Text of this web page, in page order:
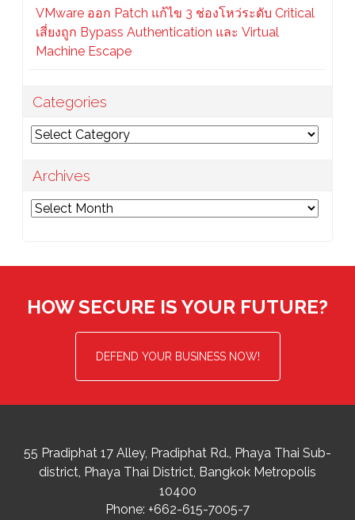
VMware ออก Patch แก้ไข 3 ช่องโหว่ระดับ Critical
เสี่ยงถูก Bypass Authentication และ Virtual
Machine Escape
Categories
Categories
Archives
Archives
HOW SECURE IS YOUR FUTURE?
DEFEND YOUR BUSINESS NOW!
55 Pradiphat 17 Alley, Pradiphat Rd., Phaya Thai Sub-
district Phaya Thai District, Bangkok Metropolis
10400
Phone: +662-615-7005-7